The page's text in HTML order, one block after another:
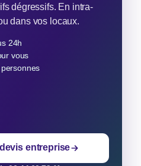
dégressifs. En intra-
dans vos locaux.
24h
vous
entreprise